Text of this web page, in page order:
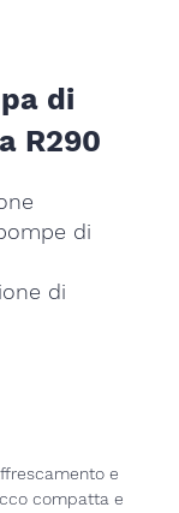
di
R290
di
di
e
compatta e